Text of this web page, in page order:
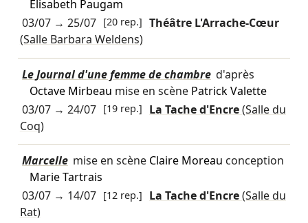
Élisabeth Paugam
03/07→ 25/07 [20 rep.] Théâtre L'Arrache-Cœur
(Salle Barbara Weldens)
Le Journal d'une femme de chambre d'après
Octave Mirbeau mise en scène Patrick Valette
03/07→ 24/07 [19 rep.] La Tache d'Encre(Salle du
Coq)
Marcelle mise en scène Claire Moreau conception
Marie Tartrais
03/07→ 14/07 [12 rep.] La Tache d'Encre(Salle du
Rat)